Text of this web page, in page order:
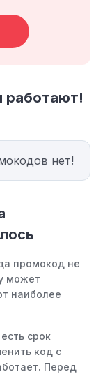
работают!
нет!
промокод не
может
наиболее
срок
код с
Перед